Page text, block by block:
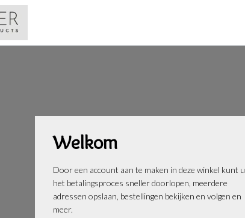
Welkom
Door een account aan te maken in deze winkel kunt u
het betalingsproces sneller doorlopen, meerdere
adressen opslaan, bestellingen bekijken en volgen en
meer.